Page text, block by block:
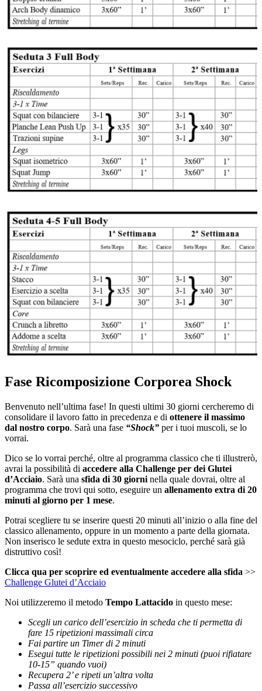
Fase Ricomposizione Corporea Shock
Benvenuto nell’ultima fase! In questi ultimi 30 giorni cercheremo di
consolidare il lavoro fatto in precedenza e di ottenere il massimo
dal nostro corpo. Sarà una fase “Shock” per i tuoi muscoli, se lo
vorrai.
Dico se lo vorrai perché, oltre al programma classico che ti illustrerò,
avrai la possibilità di accedere alla Challenge per dei Glutei
d’Acciaio. Sarà una sfida di 30 giorni nella quale dovrai, oltre al
programma che trovi qui sotto, eseguire un allenamento extra di 20
minuti al giorno per 1 mese.
Potrai scegliere tu se inserire questi 20 minuti all’inizio o alla fine del
classico allenamento, oppure in un momento a parte della giornata.
Non inserisco le sedute extra in questo mesociclo, perché sarà già
distruttivo così!
Clicca qua per scoprire ed eventualmente accedere alla sfida >>
Challenge Glutei d’Acciaio
Noi utilizzeremo il metodo Tempo Lattacido in questo mese:
Scegli un carico dell’esercizio in scheda che ti permetta di
fare 15 ripetizioni massimali circa
Fai partire un Timer di 2 minuti
Esegui tutte le ripetizioni possibili nei 2 minuti (puoi rifiatare
10-15” quando vuoi)
Recupera 2’ e ripeti un’altra volta
Passa all’esercizio successivo